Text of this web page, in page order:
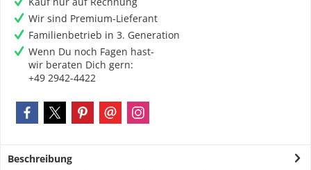
Wir sind Premium-Lieferant
Familienbetrieb in 3. Generation
Wenn Du noch Fagen hast-
wir beraten Dich gern:
+49 2942-4422
Beschreibung